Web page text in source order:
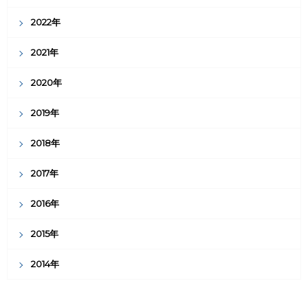
2022年
2021年
2020年
2019年
2018年
2017年
2016年
2015年
2014年